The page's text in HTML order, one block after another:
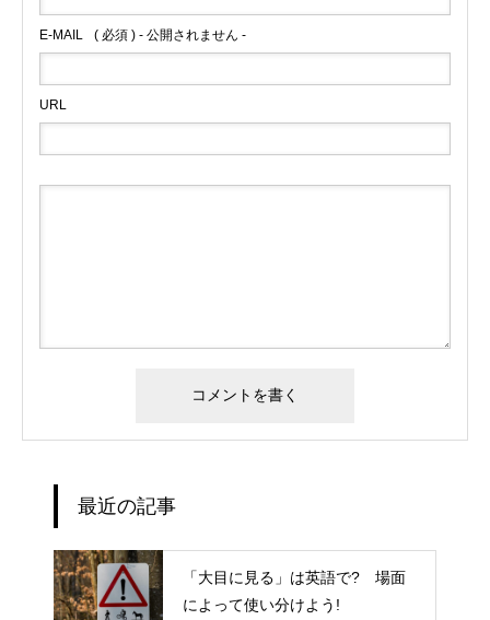
E-MAIL ( 必須 ) - 公開されません -
URL
最近の記事
「大目に見る」は英語で? 場面
によって使い分けよう!